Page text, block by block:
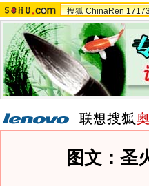
搜狐 ChinaRen
图文：圣